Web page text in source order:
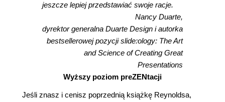
jeszcze lepiej przedstawiać swoje racje.
Nancy Duarte,
dyrektor generalna Duarte Design i autorka
bestsellerowej pozycji slide:ology: The Art
and Science of Creating Great
Presentations
Wyższy poziom preZENtacji
Jeśli znasz i cenisz poprzednią książkę Reynoldsa,